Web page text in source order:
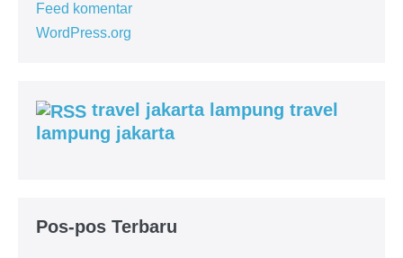
Feed komentar
WordPress.org
travel jakarta lampung travel
lampung jakarta
Pos-pos Terbaru